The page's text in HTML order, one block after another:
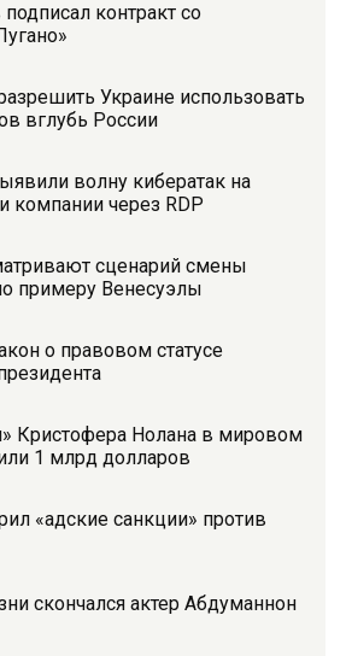
контракт со
Украине использовать
вглубь России
волну кибератак на
компании через RDP
сценарий смены
примеру Венесуэлы
о правовом статусе
Кристофера Нолана в мировом
1 млрд долларов
«адские санкции» против
скончался актер Абдуманнон